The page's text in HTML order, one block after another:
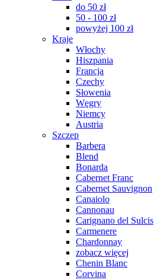
do 50 zł
50 - 100 zł
powyżej 100 zł
Kraje
Włochy
Hiszpania
Francja
Czechy
Słowenia
Węgry
Niemcy
Austria
Szczep
Barbera
Blend
Bonarda
Cabernet Franc
Cabernet Sauvignon
Canaiolo
Cannonau
Carignano del Sulcis
Carmenere
Chardonnay
zobacz więcej
Chenin Blanc
Corvina